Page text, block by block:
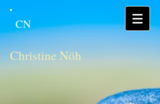
CN
Christine Nöh